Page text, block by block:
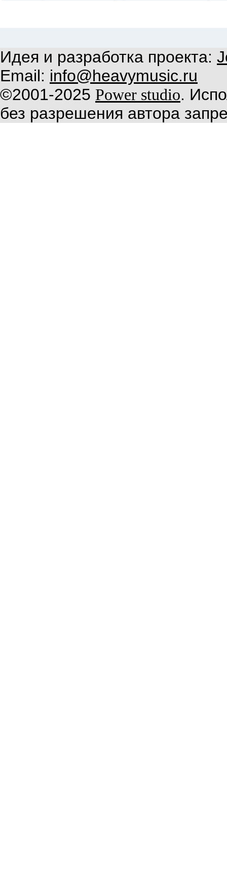
Идея и разработка проекта:
Email: info@heavymusic.ru
©2001-2025 Power studio.
без разрешения автора